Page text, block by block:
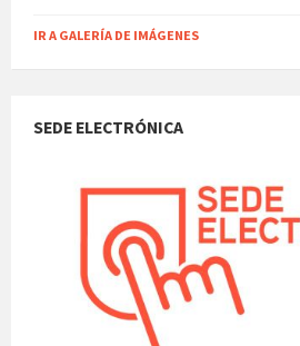
IR A GALERÍA DE IMÁGENES
SEDE ELECTRÓNICA